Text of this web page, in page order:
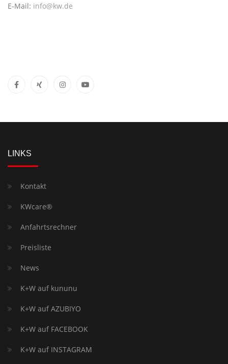
E-Mail: info@kw.de
LINKS
Kontakt
KWcare®
Anfahrtsrechner
Preisliste
News
K+W auf kununu
K+W auf AZUBIYO
K+W auf FACEBOOK
K+W auf INSTAGRAM